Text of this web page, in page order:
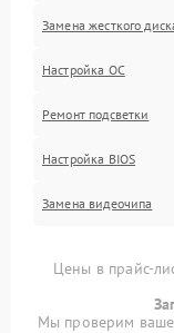
Замена жесткого
Настройка ОС
Ремонт подсветки
Настройка BIOS
Замена видеочипа
Цены в прайс-
Мы проверим ваше